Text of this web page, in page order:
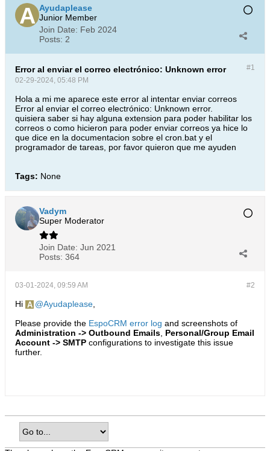
Ayudaplease
Junior Member
Join Date: Feb 2024
Posts: 2
#1
Error al enviar el correo electrónico: Unknown error
02-29-2024, 05:48 PM
Hola a mi me aparece este error al intentar enviar correos
Error al enviar el correo electrónico: Unknown error.​
quisiera saber si hay alguna extension para poder habilitar los
correos o como hicieron para poder enviar correos ya hice lo
que dice en la documentacion sobre el cron.bat y el
programador de tareas, por favor quieron que me ayuden
Tags: None
Vadym
Super Moderator
Join Date: Jun 2021
Posts: 364
#2
03-01-2024, 09:59 AM
Hi Ayudaplease
Please provide the EspoCRM error log and screenshots of
Administration -> Outbound Emails Personal/Group Email
Account -> SMTP configurations to investigate this issue
further.